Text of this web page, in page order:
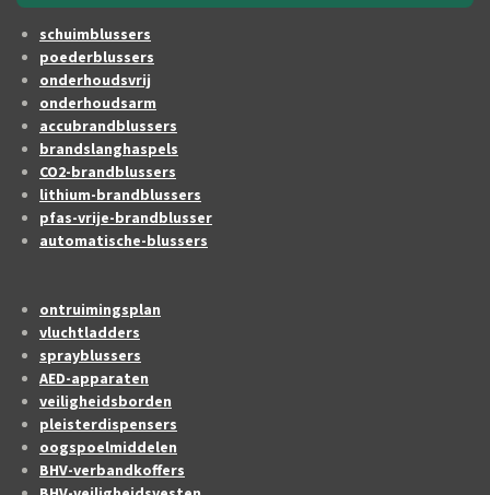
schuimblussers
poederblussers
onderhoudsvrij
onderhoudsarm
accubrandblussers
brandslanghaspels
CO2-brandblussers
lithium-brandblussers
pfas-vrije-brandblusser
automatische-blussers
ontruimingsplan
vluchtladders
sprayblussers
AED-apparaten
veiligheidsborden
pleisterdispensers
oogspoelmiddelen
BHV-verbandkoffers